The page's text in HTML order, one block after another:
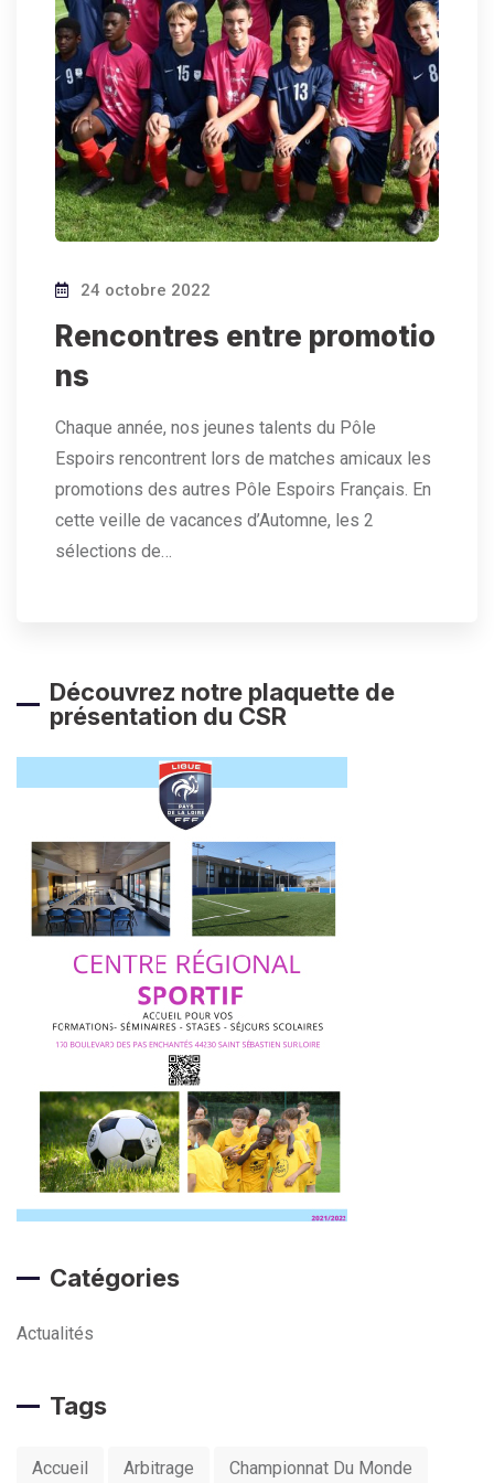
24 octobre 2022
Rencontres entre promotio
ns
Chaque année, nos jeunes talents du Pôle
Espoirs rencontrent lors de matches amicaux les
promotions des autres Pôle Espoirs Français. En
cette veille de vacances d’Automne, les 2
sélections de…
Découvrez notre plaquette de
présentation du CSR
Catégories
Actualités
Tags
Accueil Arbitrage Championnat Du Monde